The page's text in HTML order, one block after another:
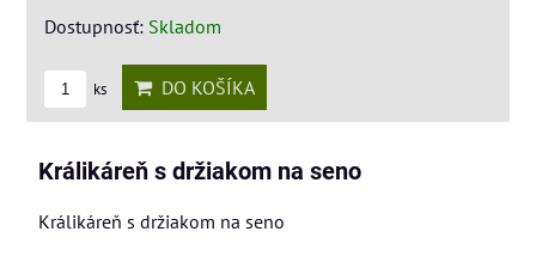
Dostupnosť: Skladom
ks DO KOŠÍKA
Králikáreň s držiakom na seno
Králikáreň s držiakom na seno